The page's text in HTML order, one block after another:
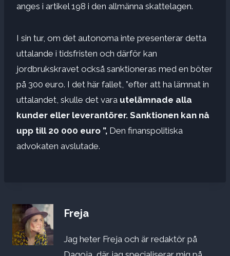
anges i artikel 198 i den allmänna skattelagen.
I sin tur, om det autonoma inte presenterar detta
uttalande i tidsfristen och därför kan
jordbrukskravet också sanktioneras med en böter
på 300 euro. I det här fallet, ”efter att ha lämnat in
uttalandet, skulle det vara utelämnade alla
kunder eller leverantörer. Sanktionen kan nå
upp till 20 000 euro ”, Den finanspolitiska
advokaten avslutade.
Freja
Jag heter Freja och är redaktör på